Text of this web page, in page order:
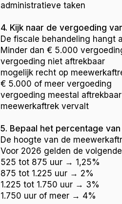
administratieve taken
4. Kijk naar de vergoeding
De fiscale behandeling hangt
Minder dan € 5.000
vergoeding niet aftrekbaar
mogelijk recht op
€ 5.000 of meer vergoeding
vergoeding meestal
meewerkaftrek vervalt
5. Bepaal het percentage
De hoogte van de
Voor 2026 gelden de
525 tot 875 uur → 1,25%
875 tot 1.225 uur → 2%
1.225 tot 1.750 uur → 3%
1.750 uur of meer → 4%